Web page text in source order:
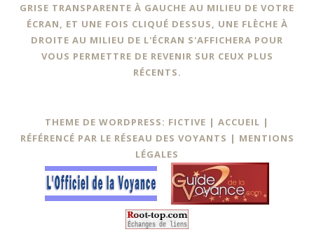
GRISE TRANSPARENTE À GAUCHE AU MILIEU DE VOTRE
ÉCRAN, ET UNE FOIS CLIQUÉ DESSUS, UNE FLÈCHE À
DROITE AU MILIEU DE L'ÉCRAN S'AFFICHERA POUR
VOUS PERMETTRE DE REVENIR SUR CEUX PLUS
RÉCENTS.
THEME DE WORDPRESS: FICTIVE | ACCUEIL |
RÉFÉRENCÉ PAR LE RÉSEAU DES VOYANTS | MENTIONS
LÉGALES